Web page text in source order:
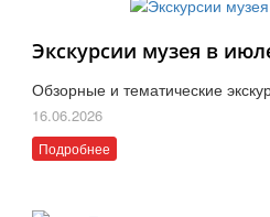
Экскурсии музея в
Обзорные и тематические
16.06.2026
Подробнее